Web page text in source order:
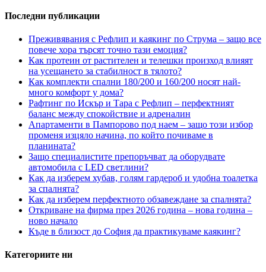
Последни публикации
Преживявания с Рефлип и каякинг по Струма – защо все
повече хора търсят точно тази емоция?
Как протеин от растителен и телешки произход влияят
на усещането за стабилност в тялото?
Как комплекти спални 180/200 и 160/200 носят най-
много комфорт у дома?
Рафтинг по Искър и Тара с Рефлип – перфектният
баланс между спокойствие и адреналин
Апартаменти в Пампорово под наем – защо този избор
променя изцяло начина, по който почиваме в
планината?
Защо специалистите препоръчват да оборудвате
автомобила с LED светлини?
Как да изберем хубав, голям гардероб и удобна тоалетка
за спалнята?
Как да изберем перфектното обзавеждане за спалнята?
Откриване на фирма през 2026 година – нова година –
ново начало
Къде в близост до София да практикуваме каякинг?
Категориите ни